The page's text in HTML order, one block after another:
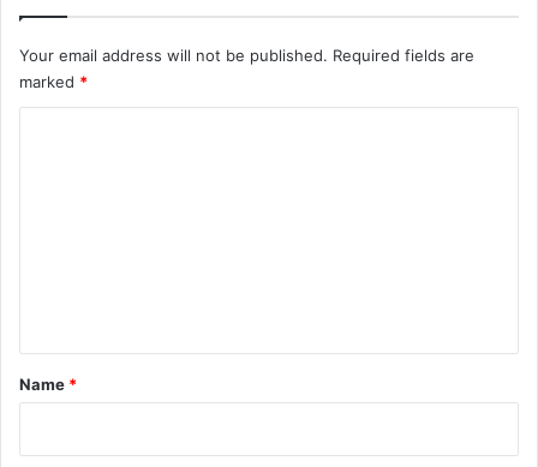
Your email address will not be published. Required fields are
marked *
*
Name *